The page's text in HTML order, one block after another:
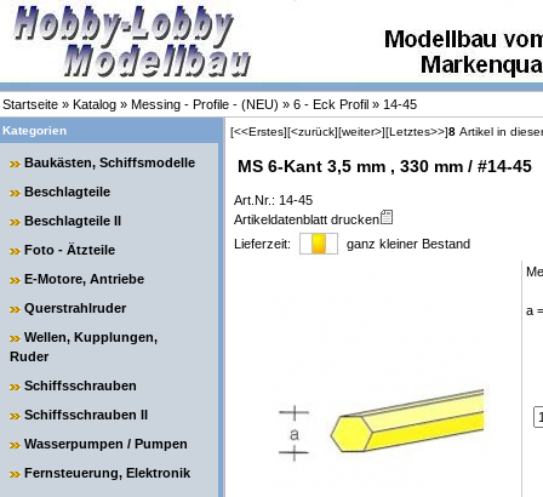
Startseite » Katalog » Messing - Profile - (NEU) » 6 - Eck Profil » 14-45
Kategorien
Baukästen, Schiffsmodelle
Beschlagteile
Beschlagteile II
Foto - Ätzteile
E-Motore, Antriebe
Querstrahlruder
Wellen, Kupplungen,
Ruder
Schiffsschrauben
Schiffsschrauben II
Wasserpumpen / Pumpen
Fernsteuerung, Elektronik
[<<Erstes][<zurück][weiter>][Letztes>>]8 Artikel in
MS 6-Kant 3,5 mm , 330 mm / #14-45
Art.Nr.: 14-45
Artikeldatenblatt drucken
Lieferzeit:
ganz kleiner Bestand
a